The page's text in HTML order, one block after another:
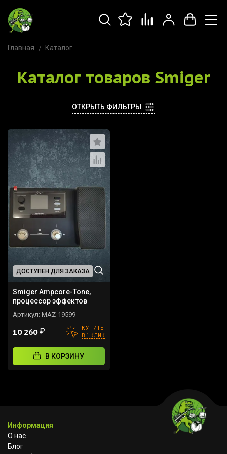
Главная Каталог
Каталог товаров Smiger
ОТКРЫТЬ ФИЛЬТРЫ
ДОСТУПЕН ДЛЯ ЗАКАЗА
Smiger Ampcore-Tone,
процессор эффектов
Артикул: MAZ-19599
10 260₽
КУПИТЬ
В 1 КЛИК
В КОРЗИНУ
Информация
О нас
Блог